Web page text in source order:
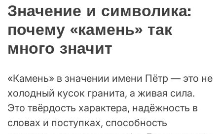
Значение и символика:
почему «камень» так
много значит
«Камень» в значении имени Пётр — это не
холодный кусок гранита, а живая сила.
Это твёрдость характера, надёжность в
словах и поступках, способность